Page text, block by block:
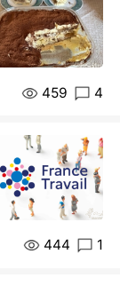
459 4
444 1